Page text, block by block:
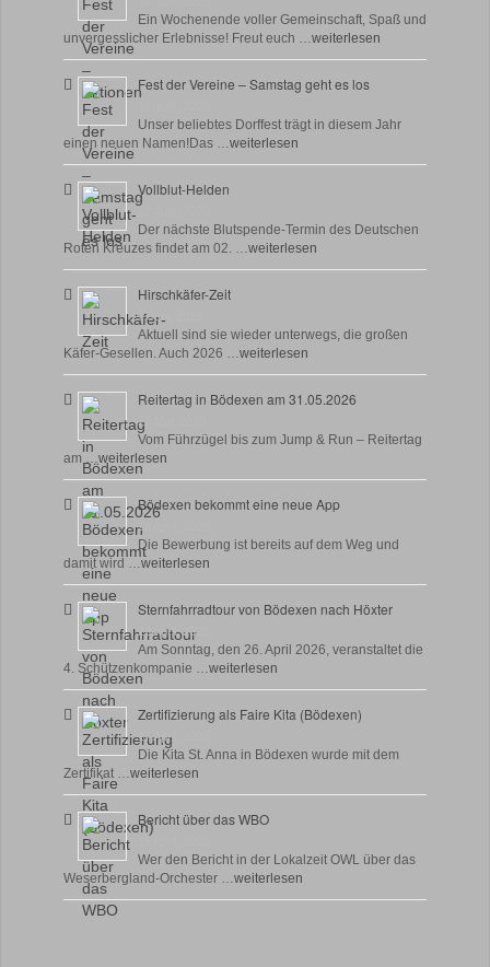
Ein Wochenende voller Gemeinschaft, Spaß und
unvergesslicher Erlebnisse! Freut euch …weiterlesen
Fest der Vereine – Samstag geht es los
Unser beliebtes Dorffest trägt in diesem Jahr
einen neuen Namen!Das …weiterlesen
Vollblut-Helden
Der nächste Blutspende-Termin des Deutschen
Roten Kreuzes findet am 02. …weiterlesen
Hirschkäfer-Zeit
9 Juni, 2026
Aktuell sind sie wieder unterwegs, die großen
Käfer-Gesellen. Auch 2026 …weiterlesen
Reitertag in Bödexen am 31.05.2026
27 Mai, 2026
Vom Führzügel bis zum Jump & Run – Reitertag
am …weiterlesen
Bödexen bekommt eine neue App
28 April, 2026
Die Bewerbung ist bereits auf dem Weg und
damit wird …weiterlesen
Sternfahrradtour von Bödexen nach Höxter
23 April, 2026
Am Sonntag, den 26. April 2026, veranstaltet die
4. Schützenkompanie …weiterlesen
Zertifizierung als Faire Kita (Bödexen)
17 April, 2026
Die Kita St. Anna in Bödexen wurde mit dem
Zertifikat …weiterlesen
Bericht über das WBO
Wer den Bericht in der Lokalzeit OWL über das
Weserbergland-Orchester …weiterlesen